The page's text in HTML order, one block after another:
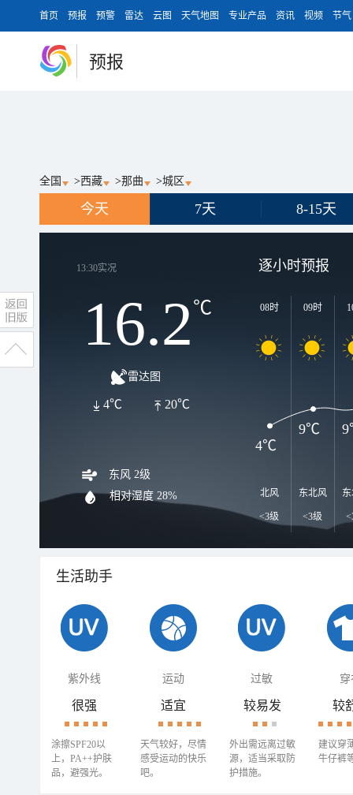
首页 预报 预警 雷达 云图 天气地图 专业产品 资讯 视频 节气
预报
全国 >西藏 >那曲 >城区
今天 7天 8-15天
13:30实况
16.2℃
雷达图
20℃
4℃
东风 2级
相对湿度 28%
逐小时预报
08时
北风
<3级
09时
东北风
<3级
4℃
9℃
生活助手
紫外线 运动 过敏 穿
很强
涂擦SPF20以
上，PA++护肤
品，避强光。
适宜
天气较好，尽情
感受运动的快乐
吧。
较易发
外出需远离过敏
源，适当采取防
护措施。
较
建议穿
牛仔裤